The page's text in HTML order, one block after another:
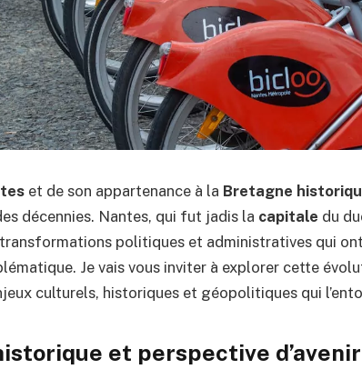
et de son appartenance à la Bretagne
décennies. Nantes, qui fut jadis la capitale du
politiques et administratives qui
Je vais vous inviter à explorer cette
culturels, historiques et géopolitiques qui
et perspective d’avenir